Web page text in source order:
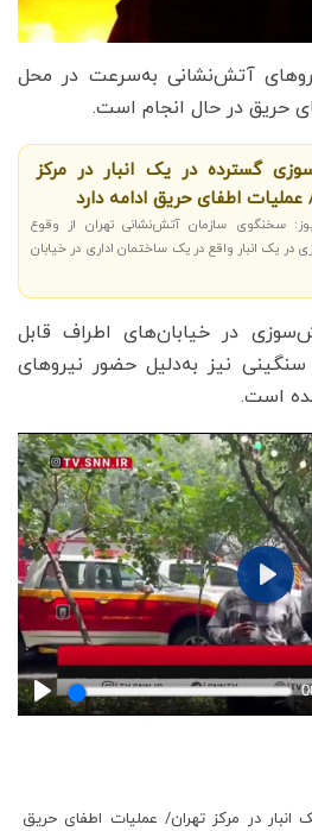
آتش‌نشانی به‌سرعت در محل
حریق در حال انجام است.
گسترده در یک انبار در مرکز
عملیات اطفای حریق ادامه دارد
سخنگوی سازمان آتش‌نشانی تهران از وقوع
یک انبار واقع در یک ساختمان اداری در خیابان
در خیابان‌های اطراف قابل
نیز به‌دلیل حضور نیروهای
است.
در مرکز تهران/ عملیات اطفای حریق